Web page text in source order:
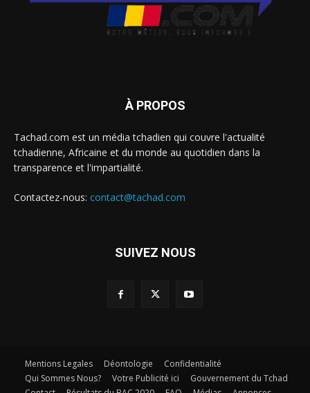
À PROPOS
Tachad.com est un média tchadien qui couvre l'actualité
tchadienne, Africaine et du monde au quotidien dans la
transparence et l'impartialité.
Contactez-nous: contact@tachad.com
SUIVEZ NOUS
Mentions Legales Déontologie
Confidentialité
Qui Sommes Nous?
Votre Publicité ici
Gouvernement du Tchad